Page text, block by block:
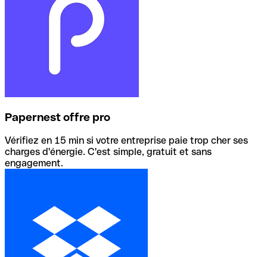
Papernest offre pro
Vérifiez en 15 min si votre entreprise paie trop cher ses
charges d'énergie. C'est simple, gratuit et sans
engagement.